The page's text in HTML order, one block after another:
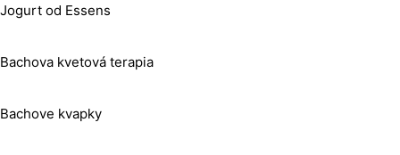
Jogurt od Essens
Bachova kvetová terapia
Bachove kvapky